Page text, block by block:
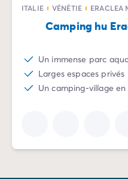
ITALIE VÉNÉTIE ERACLEA
Camping hu
Un immense parc
Larges espaces privés
Un camping-village